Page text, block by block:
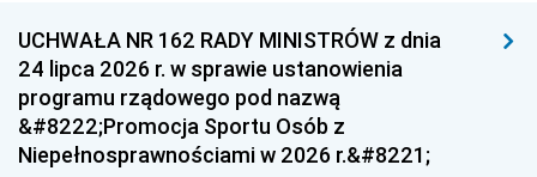
UCHWAŁA NR 162 RADY MINISTRÓW z dnia
24 lipca 2026 r. w sprawie ustanowienia
programu rządowego pod nazwą
&#8222;Promocja Sportu Osób z
Niepełnosprawnościami w 2026 r.&#8221;